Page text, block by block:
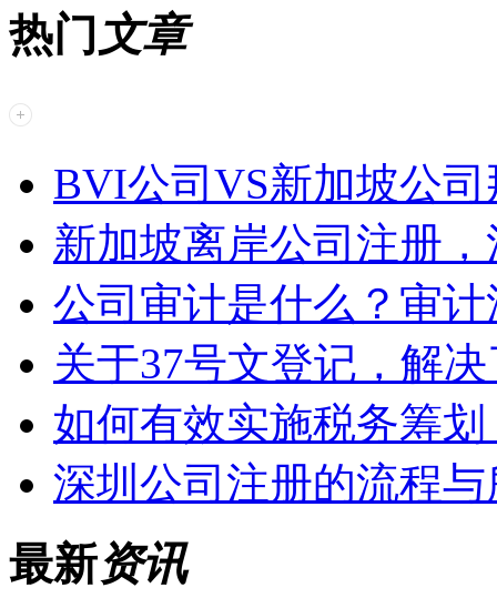
热门 文章
BVI公司VS新加坡公
新加坡离岸公司注册
公司审计是什么？审
关于37号文登记，解
如何有效实施税务筹
深圳公司注册的流程
最新资讯